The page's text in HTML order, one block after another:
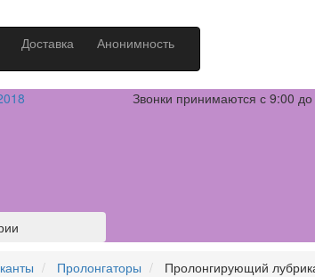
Доставка Анонимность
Звонки принимаются с 9:00
Пролонгаторы Пролонгирующий